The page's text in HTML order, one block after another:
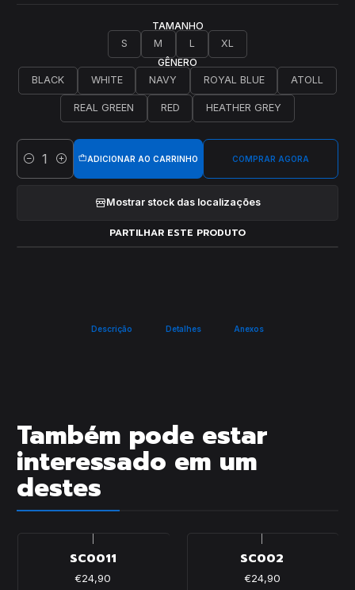
TAMANHO
S
M L
XL
GÊNERO
BLACK
WHITE NAVY ROYAL BLUE ATOLL
REAL GREEN RED HEATHER GREY
Quantidade
ADICIONAR AO CARRINHO COMPRAR AGORA
Mostrar stock das localizações
PARTILHAR ESTE PRODUTO
Descrição Detalhes Anexos
Também pode estar
interessado em um
destes
SC0011
€24,90
SC002
€24,90